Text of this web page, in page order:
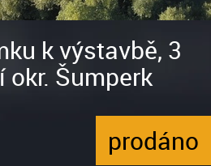
k výstavbě, 3
okr. Šumperk
prodáno